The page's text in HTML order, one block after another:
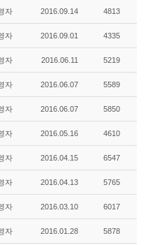
자 2016.09.14 4813
자 2016.09.01 4335
자 2016.06.11 5219
자 2016.06.07 5589
자 2016.06.07 5850
자 2016.05.16 4610
자 2016.04.15 6547
자 2016.04.13 5765
자 2016.03.10 6017
자 2016.01.28 5878